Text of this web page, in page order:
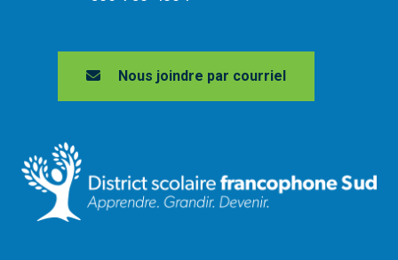
Nous joindre par courriel